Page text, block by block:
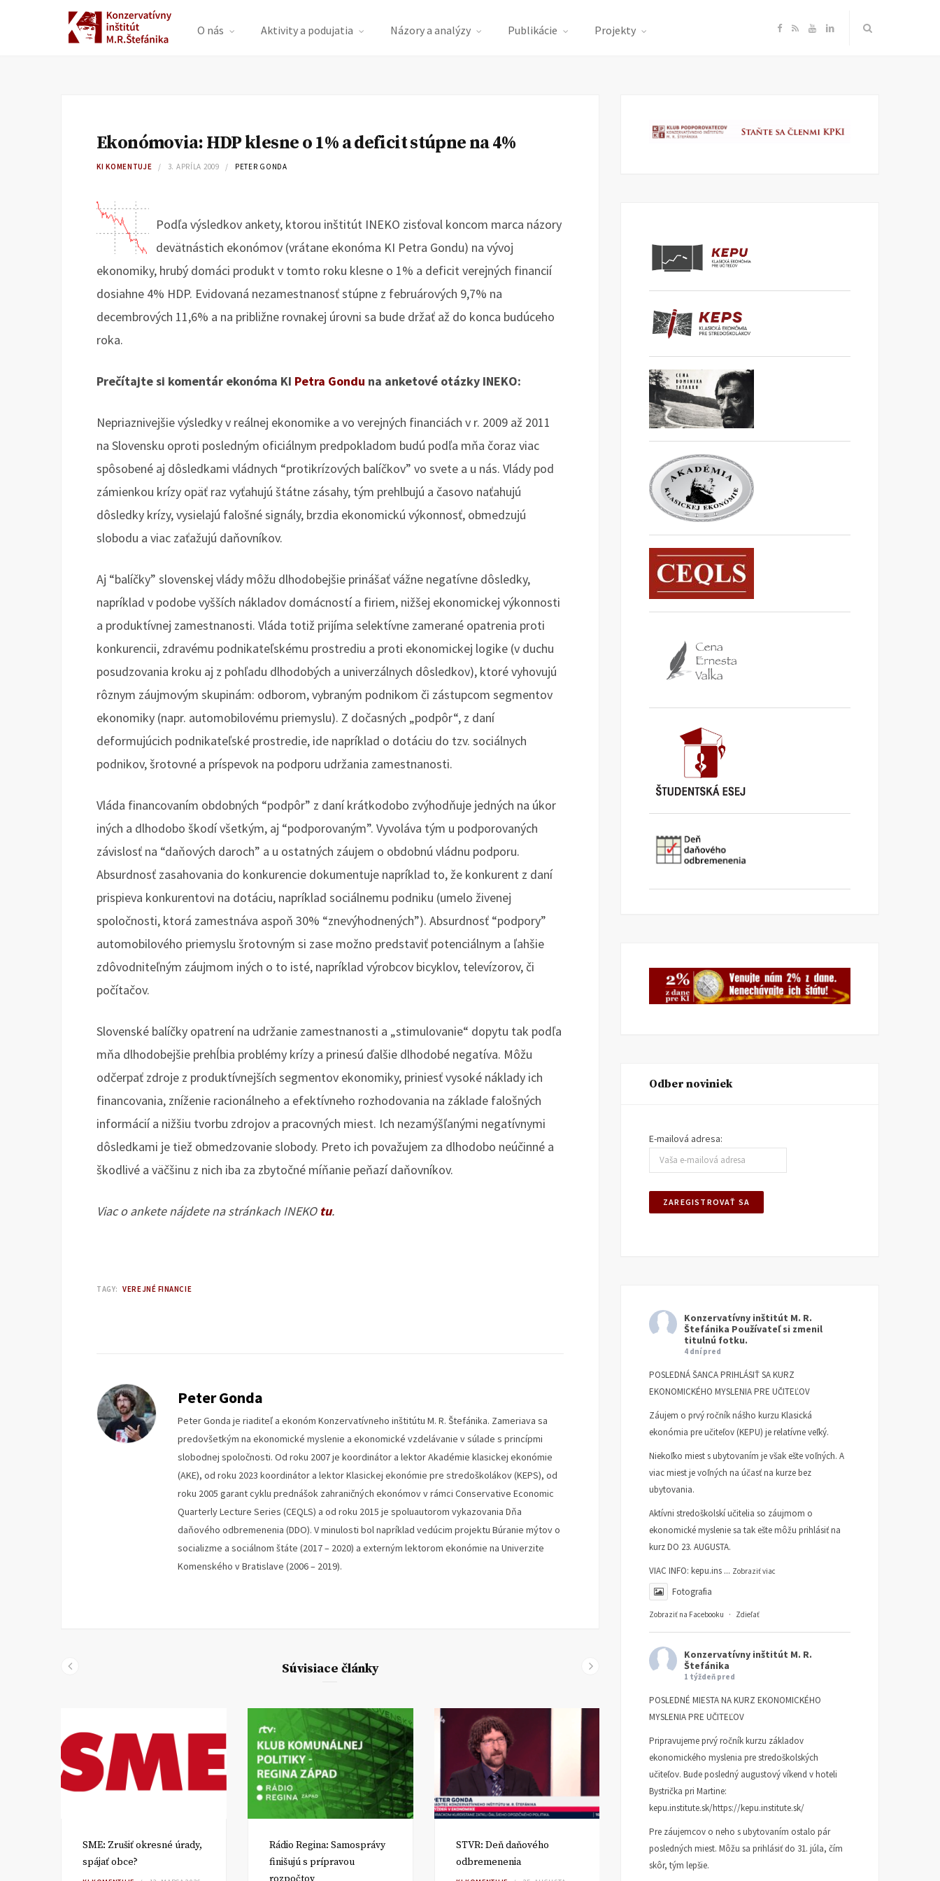
O nás Aktivity a podujatia Názory a analýzy Publikácie Projekty F
e
R Y
T
L
k
Ekonómovia: HDP klesne o 1% a deficit stúpne na 4%
KI KOMENTUJE 3. APRÍLA 2009 PETER GONDA
Podľa výsledkov ankety, ktorou inštitút INEKO zisťoval koncom marca názory
devätnástich ekonómov (vrátane ekonóma KI Petra Gondu) na vývoj
ekonomiky, hrubý domáci produkt v tomto roku klesne o 1% a deficit verejných financií
dosiahne 4% HDP. Evidovaná nezamestnanosť stúpne z februárových 9,7% na
decembrových 11,6% a na približne rovnakej úrovni sa bude držať až do konca budúceho
roka.
Prečítajte si komentár ekonóma KI Petra Gondu na anketové otázky INEKO:
Nepriaznivejšie výsledky v reálnej ekonomike a vo verejných financiách v r. 2009 až 2011
na Slovensku oproti posledným oficiálnym predpokladom budú podľa mňa čoraz viac
spôsobené aj dôsledkami vládnych “protikrízových balíčkov” vo svete a u nás. Vlády pod
zámienkou krízy opäť raz vyťahujú štátne zásahy, tým prehlbujú a časovo naťahujú
dôsledky krízy, vysielajú falošné signály, brzdia ekonomickú výkonnosť, obmedzujú
slobodu a viac zaťažujú daňovníkov.
Aj “balíčky” slovenskej vlády môžu dlhodobejšie prinášať vážne negatívne dôsledky,
napríklad v podobe vyšších nákladov domácností a firiem, nižšej ekonomickej výkonnosti
a produktívnej zamestnanosti. Vláda totiž prijíma selektívne zamerané opatrenia proti
konkurencii, zdravému podnikateľskému prostrediu a proti ekonomickej logike (v duchu
posudzovania kroku aj z pohľadu dlhodobých a univerzálnych dôsledkov), ktoré vyhovujú
rôznym záujmovým skupinám: odborom, vybraným podnikom či zástupcom segmentov
ekonomiky (napr. automobilovému priemyslu). Z dočasných „podpôr“, z daní
deformujúcich podnikateľské prostredie, ide napríklad o dotáciu do tzv. sociálnych
podnikov, šrotovné a príspevok na podporu udržania zamestnanosti.
Vláda financovaním obdobných “podpôr” z daní krátkodobo zvýhodňuje jedných na úkor
iných a dlhodobo škodí všetkým, aj “podporovaným”. Vyvoláva tým u podporovaných
závislosť na “daňových daroch” a u ostatných záujem o obdobnú vládnu podporu.
Absurdnosť zasahovania do konkurencie dokumentuje napríklad to, že konkurent z daní
prispieva konkurentovi na dotáciu, napríklad sociálnemu podniku (umelo živenej
spoločnosti, ktorá zamestnáva aspoň 30% “znevýhodnených”). Absurdnosť “podpory”
automobilového priemyslu šrotovným si zase možno predstaviť potenciálnym a ľahšie
zdôvodniteľným záujmom iných o to isté, napríklad výrobcov bicyklov, televízorov, či
počítačov.
Slovenské balíčky opatrení na udržanie zamestnanosti a „stimulovanie“ dopytu tak podľa
mňa dlhodobejšie prehĺbia problémy krízy a prinesú ďalšie dlhodobé negatíva. Môžu
odčerpať zdroje z produktívnejších segmentov ekonomiky, priniesť vysoké náklady ich
financovania, zníženie racionálneho a efektívneho rozhodovania na základe falošných
informácií a nižšiu tvorbu zdrojov a pracovných miest. Ich nezamýšľanými negatívnymi
dôsledkami je tiež obmedzovanie slobody. Preto ich považujem za dlhodobo neúčinné a
škodlivé a väčšinu z nich iba za zbytočné míňanie peňazí daňovníkov.
Viac o ankete nájdete na stránkach INEKO tu.
TAGY: VEREJNÉ FINANCIE
Peter Gonda
Peter Gonda je riaditeľ a ekonóm Konzervatívneho inštitútu M. R. Štefánika. Zameriava sa
predovšetkým na ekonomické myslenie a ekonomické vzdelávanie v súlade s princípmi
slobodnej spoločnosti. Od roku 2007 je koordinátor a lektor Akadémie klasickej ekonómie
(AKE), od roku 2023 koordinátor a lektor Klasickej ekonómie pre stredoškolákov (KEPS), od
roku 2005 garant cyklu prednášok zahraničných ekonómov v rámci Conservative Economic
Quarterly Lecture Series (CEQLS) a od roku 2015 je spoluautorom vykazovania Dňa
daňového odbremenenia (DDO). V minulosti bol napríklad vedúcim projektu Búranie mýtov o
socializme a sociálnom štáte (2017 – 2020) a externým lektorom ekonómie na Univerzite
Komenského v Bratislave (2006 – 2019).
Súvisiace články
SME: Zrušiť okresné úrady,
spájať obce?
Rádio Regina: Samosprávy
finišujú s prípravou
STVR: Deň daňového
odbremenenia
TA3: Konečne prišiel deň,
kedy už pracujeme pre
K bludom SNS o
Odber noviniek
E-mailová adresa:
Konzervatívny inštitút M. R.
Štefánika Používateľ si zmenil
titulnú fotku.
4 dní pred
POSLEDNÁ ŠANCA PRIHLÁSIŤ SA KURZ
EKONOMICKÉHO MYSLENIA PRE UČITEĽOV
Záujem o prvý ročník nášho kurzu Klasická
ekonómia pre učiteľov (KEPU) je relatívne veľký.
Niekoľko miest s ubytovaním je však ešte voľných. A
viac miest je voľných na účasť na kurze bez
ubytovania.
Aktívni stredoškolskí učitelia so záujmom o
ekonomické myslenie sa tak ešte môžu prihlásiť na
kurz DO 23. AUGUSTA.
VIAC INFO: kepu.ins ... Zobraziť viac
Fotografia
Zobraziť na Facebooku · Zdieľať
Konzervatívny inštitút M. R.
Štefánika
1 týždeň pred
POSLEDNÉ MIESTA NA KURZ EKONOMICKÉHO
MYSLENIA PRE UČITEĽOV
Pripravujeme prvý ročník kurzu základov
ekonomického myslenia pre stredoškolských
učiteľov. Bude posledný augustový víkend v hoteli
Bystrička pri Martine:
kepu.institute.sk/https://kepu.institute.sk/
Pre záujemcov o neho s ubytovaním ostalo pár
posledných miest. Môžu sa prihlásiť do 31. júla, čím
skôr, tým lepšie.